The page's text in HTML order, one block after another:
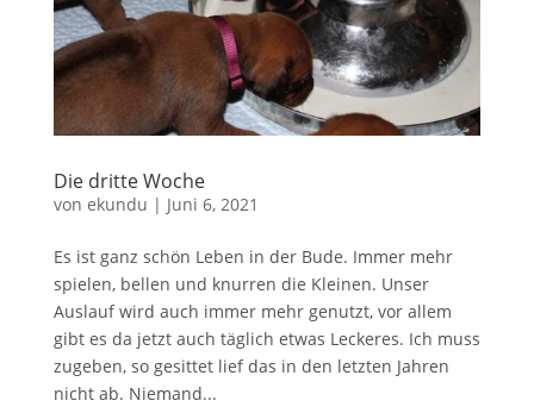
Die dritte Woche
von ekundu | Juni 6, 2021
Es ist ganz schön Leben in der Bude. Immer mehr
spielen, bellen und knurren die Kleinen. Unser
Auslauf wird auch immer mehr genutzt, vor allem
gibt es da jetzt auch täglich etwas Leckeres. Ich muss
zugeben, so gesittet lief das in den letzten Jahren
nicht ab. Niemand...